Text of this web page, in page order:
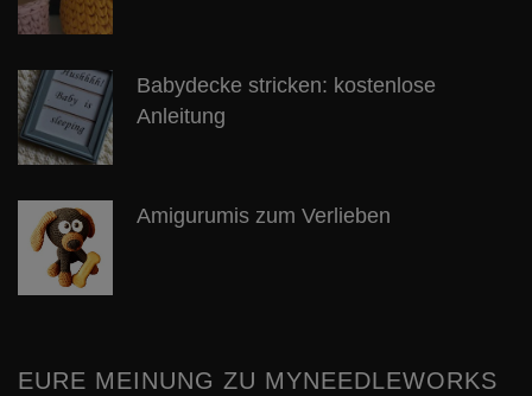
Babydecke stricken: kostenlose
Anleitung
Amigurumis zum Verlieben
EURE MEINUNG ZU MYNEEDLEWORKS